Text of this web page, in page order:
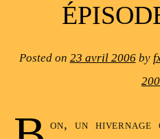
Posted on 23 avril 2006by
on, un